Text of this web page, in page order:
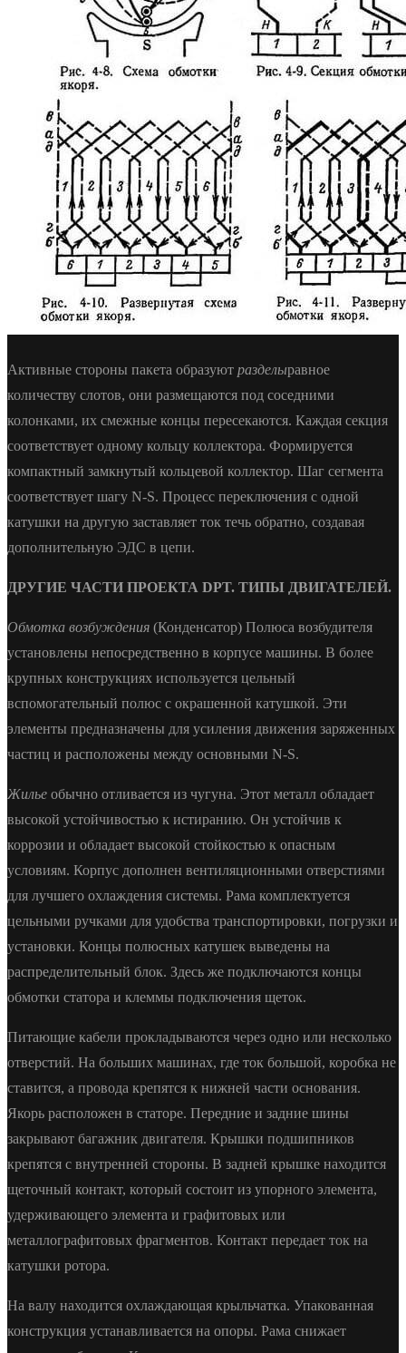
Активные стороны пакета образуют разделыравное
количеству слотов, они размещаются под соседними
колонками, их смежные концы пересекаются. Каждая секция
соответствует одному кольцу коллектора. Формируется
компактный замкнутый кольцевой коллектор. Шаг сегмента
соответствует шагу N-S. Процесс переключения с одной
катушки на другую заставляет ток течь обратно, создавая
дополнительную ЭДС в цепи.
ДРУГИЕ ЧАСТИ ПРОЕКТА DPT. ТИПЫ ДВИГАТЕЛЕЙ.
Обмотка возбуждения (Конденсатор) Полюса возбудителя
установлены непосредственно в корпусе машины. В более
крупных конструкциях используется цельный
вспомогательный полюс с окрашенной катушкой. Эти
элементы предназначены для усиления движения заряженных
частиц и расположены между основными N-S.
Жилье обычно отливается из чугуна. Этот металл обладает
высокой устойчивостью к истиранию. Он устойчив к
коррозии и обладает высокой стойкостью к опасным
условиям. Корпус дополнен вентиляционными отверстиями
для лучшего охлаждения системы. Рама комплектуется
цельными ручками для удобства транспортировки, погрузки и
установки. Концы полюсных катушек выведены на
распределительный блок. Здесь же подключаются концы
обмотки статора и клеммы подключения щеток.
Питающие кабели прокладываются через одно или несколько
отверстий. На больших машинах, где ток большой, коробка не
ставится, а провода крепятся к нижней части основания.
Якорь расположен в статоре. Передние и задние шины
закрывают багажник двигателя. Крышки подшипников
крепятся с внутренней стороны. В задней крышке находится
щеточный контакт, который состоит из упорного элемента,
удерживающего элемента и графитовых или
металлографитовых фрагментов. Контакт передает ток на
катушки ротора.
На валу находится охлаждающая крыльчатка. Упакованная
конструкция устанавливается на опоры. Рама снижает